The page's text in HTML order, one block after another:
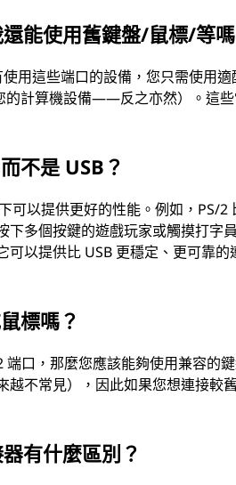
能使用舊鍵盤/鼠標/等嗎
用這些端口的設備，您只需使用
的計算機設備——反之亦然）。這
不是 USB？
可以提供更好的性能。例如，PS/2
下多個按鍵的遊戲玩家或觸摸打字
以提供比 USB 更穩定、更可靠的
標嗎？
口，那麼您應該能夠使用兼容的
不常見），因此如果您想連接較
有什麼區別？